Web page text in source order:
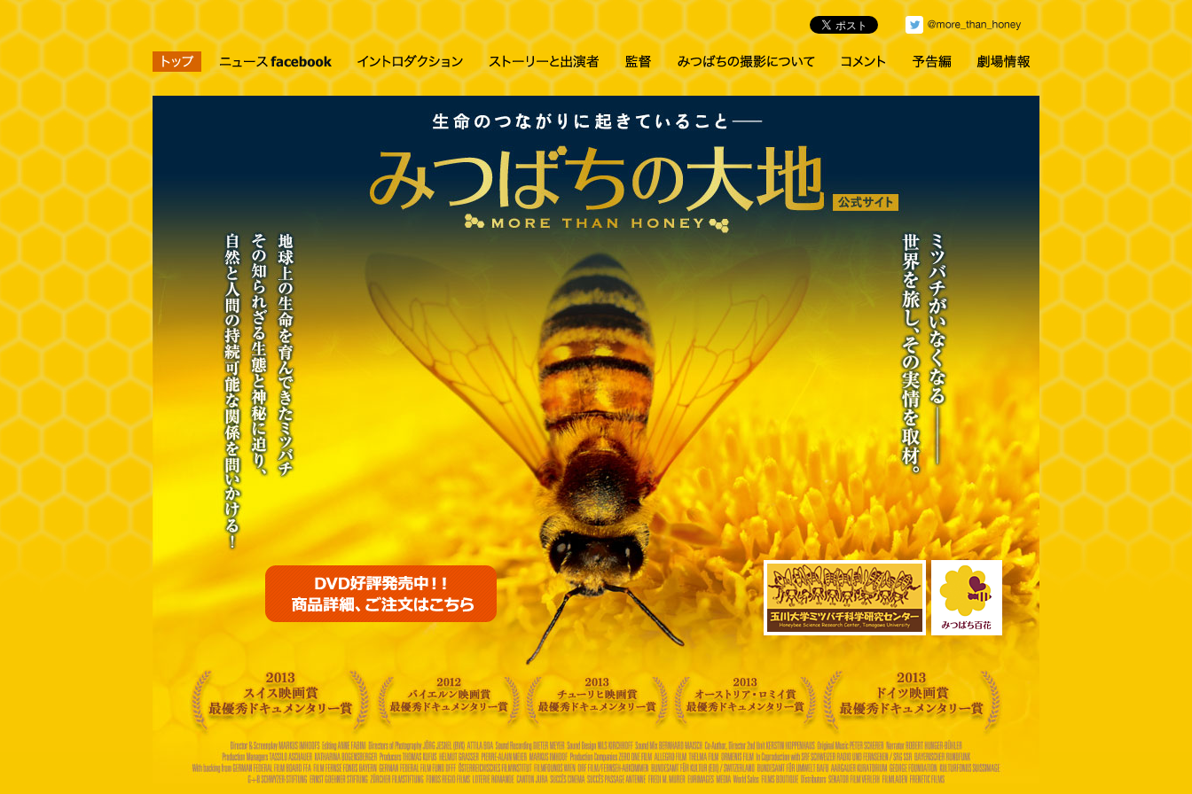
ニュースfacebook イントロダクション ストーリー 監督 みつばちの撮影について
コメント 予告編